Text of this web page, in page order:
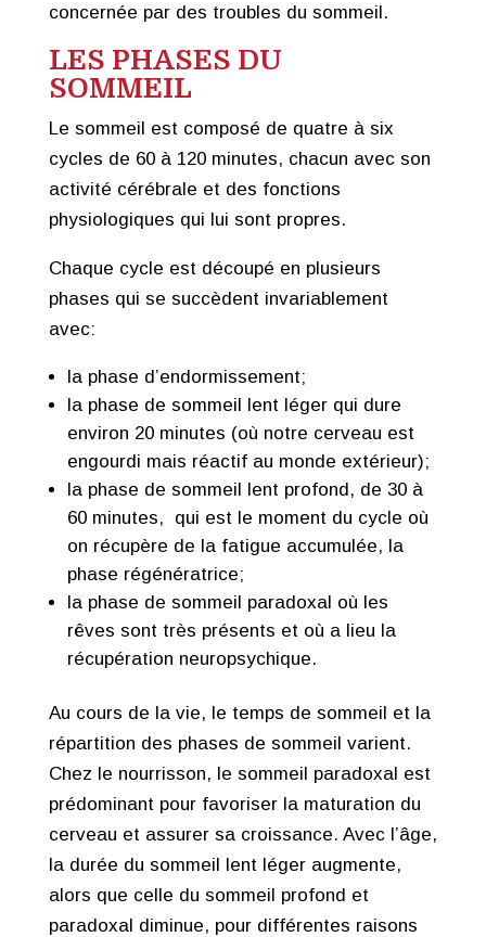
concernée par des troubles du sommeil.
LES PHASES DU
SOMMEIL
Le sommeil est composé de quatre à six
cycles de 60 à 120 minutes, chacun avec son
activité cérébrale et des fonctions
physiologiques qui lui sont propres.
Chaque cycle est découpé en plusieurs
phases qui se succèdent invariablement
avec:
la phase d’endormissement;
la phase de sommeil lent léger qui dure
environ 20 minutes (où notre cerveau est
engourdi mais réactif au monde extérieur);
la phase de sommeil lent profond, de 30 à
60 minutes, qui est le moment du cycle où
on récupère de la fatigue accumulée, la
phase régénératrice;
la phase de sommeil paradoxal où les
rêves sont très présents et où a lieu la
récupération neuropsychique.
Au cours de la vie, le temps de sommeil et la
répartition des phases de sommeil varient.
Chez le nourrisson, le sommeil paradoxal est
prédominant pour favoriser la maturation du
cerveau et assurer sa croissance. Avec l’âge,
la durée du sommeil lent léger augmente,
alors que celle du sommeil profond et
paradoxal diminue, pour différentes raisons